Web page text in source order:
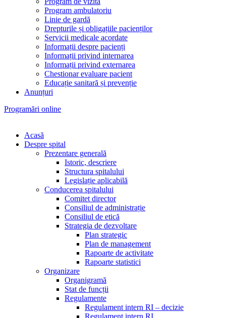
Program ambulatoriu
Linie de gardă
Drepturile și obligațiile pacienților
Servicii medicale acordate
Informații despre pacienți
Informații privind internarea
Informații privind externarea
Chestionar evaluare pacient
Educație sanitară și prevenție
Anunțuri
Programări online
Acasă
Despre spital
Prezentare generală
Istoric, descriere
Structura spitalului
Legislație aplicabilă
Conducerea spitalului
Comitet director
Consiliul de administrație
Consiliul de etică
Strategia de dezvoltare
Plan strategic
Plan de management
Rapoarte de activitate
Rapoarte statistici
Organizare
Organigramă
Stat de funcții
Regulamente
Regulament intern RI – decizie